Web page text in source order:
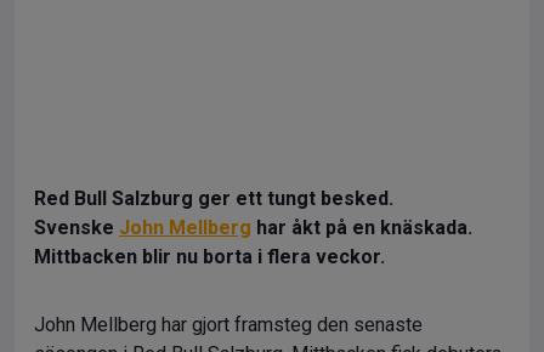
Red Bull Salzburg ger ett tungt besked.
Svenske John Mellberg har åkt på en knäskada.
Mittbacken blir nu borta i flera veckor.
John Mellberg har gjort framsteg den senaste